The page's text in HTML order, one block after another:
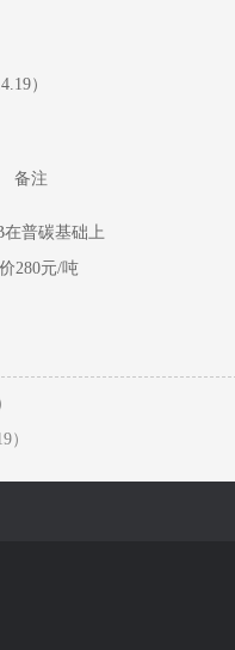
）
备注
在普碳基础上
280元/吨
）